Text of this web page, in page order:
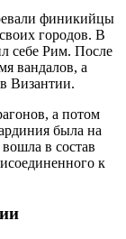
финикийцы
городов. В
себе Рим. После
вандалов, а
Византии.
а потом
была на
в состав
к